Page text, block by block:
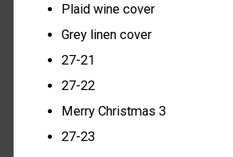
Plaid wine cover
Grey linen cover
27-21
27-22
Merry Christmas 3
27-23